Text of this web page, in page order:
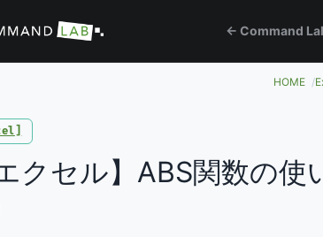
← Command
HOME
エクセル】ABS関数の